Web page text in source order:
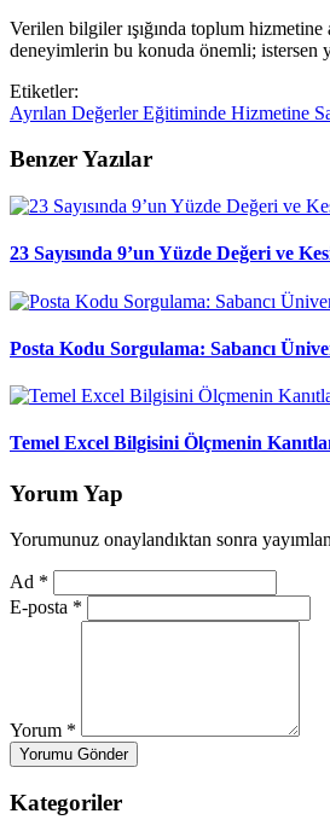
Verilen bilgiler ışığında toplum
deneyimlerin bu konuda önemli; istersen
Etiketler:
Ayrılan DeğerlerEğitiminde Hizmetine
Benzer Yazılar
23 Sayısında 9’un Yüzde Değeri ve
Posta Kodu Sorgulama: Sabancı
Temel Excel Bilgisini Ölçmenin
Yorum Yap
Yorumunuz onaylandıktan sonra
Ad *
E-posta *
Yorum *
Yorumu Gönder
Kategoriler